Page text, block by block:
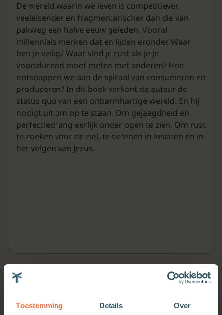
Toestemming Details Over
De wereld waarin we leven is competitiever,
veeleisender en fragmentarischer dan die van
pakweg een halve eeuw geleden. Vooral
millennials merken dat en lijden eronder. Waar
ben je veilig? Waar vind je rust als je je
voortdurend moet meten met anderen? Hoe
ontsnappen we aan de spiraal van consumeren en
produceren? In dit boek verkent de auteur de
status quo van een onbarmhartige wereld. En hij
nodigt uit om op te staan. Om gejaagdheid en
perfectiedrang eerlijk onder ogen te zien. Om rust
te zoeken voor de ziel, te oefenen in loslaten en in
het volgen van Jezus.
Meer van deze auteur